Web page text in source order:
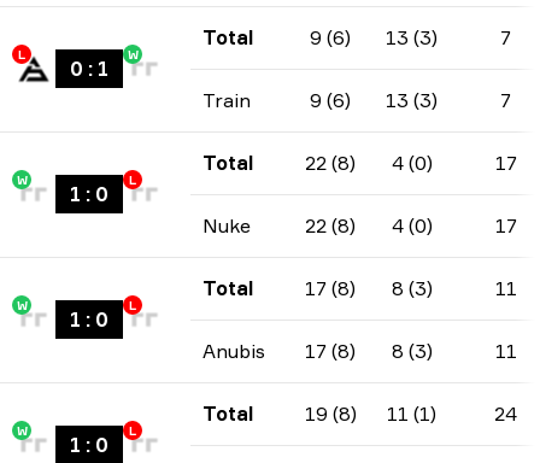
L
0 : 1
W
Total 9 (6) 13 (3) 7
Train 9 (6) 13 (3) 7
W
1 : 0
L
Total 22 (8) 4 (0) 17
Nuke 22 (8) 4 (0) 17
W
1 : 0
L
Total 17 (8) 8 (3) 11
Anubis 17 (8) 8 (3) 11
W
1 : 0
L
Total 19 (8) 11 (1) 24